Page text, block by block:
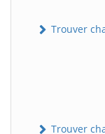
Trouver
Trouver